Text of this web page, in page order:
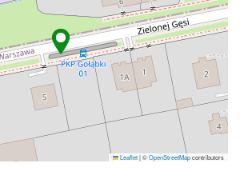
Leaflet|©OpenStreetMapcontributors